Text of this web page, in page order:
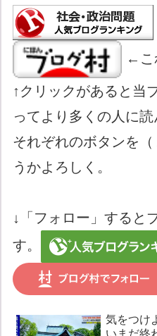
←こ
↑クリックがあると当
ってより多くの人に
それぞれのボタンを
うかよろしく。
↓「フォロー」すると
す。
気をつけ